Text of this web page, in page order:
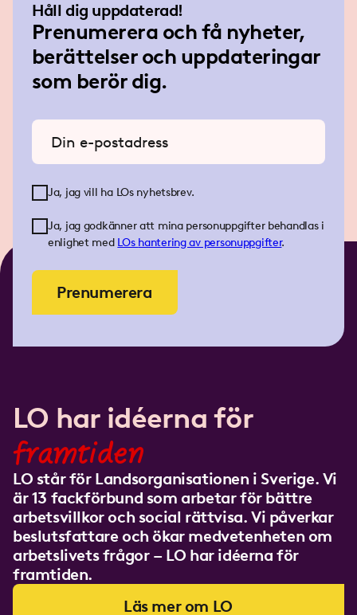
Håll dig uppdaterad!
Prenumerera och få nyheter,
berättelser och uppdateringar
som berör dig.
Ange din e-postadress
Ja, jag vill ha LOs nyhetsbrev.
Ja, jag godkänner att mina personuppgifter behandlas i
enlighet med LOs hantering av personuppgifter.
Prenumerera
LO har idéerna för
framtiden
LO står för Landsorganisationen i Sverige. Vi
är 13 fackförbund som arbetar för bättre
arbetsvillkor och social rättvisa. Vi påverkar
beslutsfattare och ökar medvetenheten om
arbetslivets frågor – LO har idéerna för
framtiden.
Läs mer om LO